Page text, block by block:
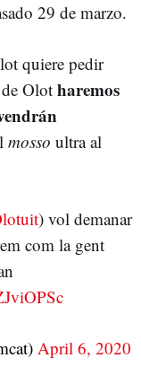
29 de marzo.
quiere pedir
Olot haremos
mosso ultra al
) vol demanar
com la gent
April 6, 2020